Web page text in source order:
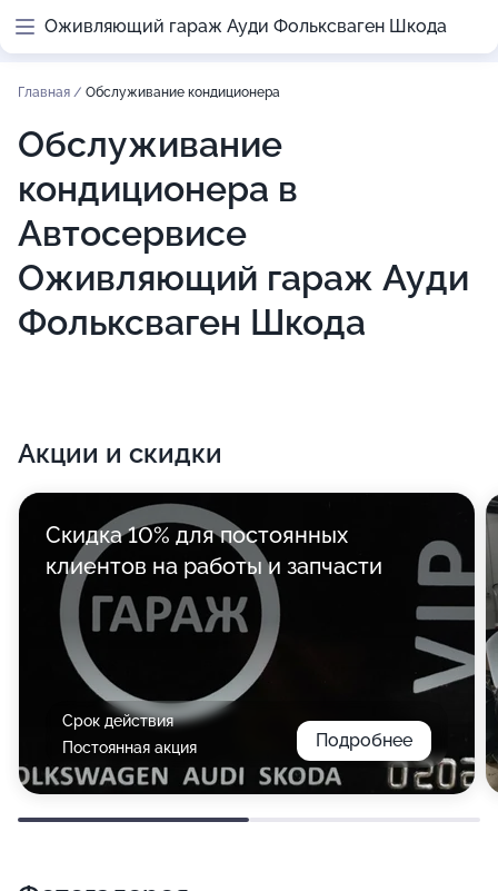
Оживляющий гараж Ауди Фольксваген Шкода
Главная / Обслуживание кондиционера
Обслуживание
кондиционера в
Автосервисе
Оживляющий гараж Ауди
Фольксваген Шкода
Акции и скидки
Скидка 10% для постоянных
клиентов на работы и запчасти
Срок действия
Постоянная акция
Подробнее